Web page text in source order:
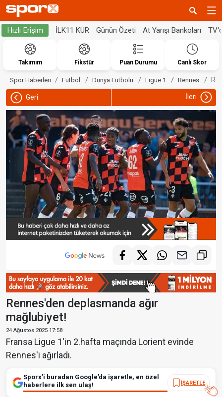
Hızlı Erişim İLK11 KUR Günün Özeti At Yarışı Bankoları
Takımım Fikstür Puan Durumu Canlı Skor
Spor Haberleri Futbol Dünya Futbolu Ligue 1 Rennes
Geri İleri
Rennes'den deplasmanda ağır
mağlubiyet!
24 Ağustos 2025 17:58
Fransa Ligue 1'in 2.hafta maçında Lorient evinde
Rennes'i ağırladı.
Sporx’i buradan Google’da işaretle, en özel
haberlere ilk sen ulaş!
İŞARETLE